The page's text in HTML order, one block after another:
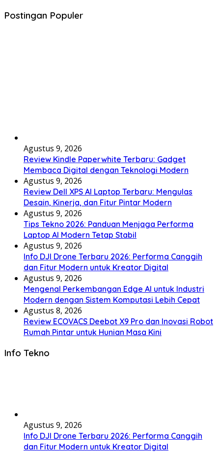
Postingan Populer
Agustus 9, 2026
Review Kindle Paperwhite Terbaru: Gadget
Membaca Digital dengan Teknologi Modern
Agustus 9, 2026
Review Dell XPS AI Laptop Terbaru: Mengulas
Desain, Kinerja, dan Fitur Pintar Modern
Agustus 9, 2026
Tips Tekno 2026: Panduan Menjaga Performa
Laptop AI Modern Tetap Stabil
Agustus 9, 2026
Info DJI Drone Terbaru 2026: Performa Canggih
dan Fitur Modern untuk Kreator Digital
Agustus 9, 2026
Mengenal Perkembangan Edge AI untuk Industri
Modern dengan Sistem Komputasi Lebih Cepat
Agustus 8, 2026
Review ECOVACS Deebot X9 Pro dan Inovasi Robot
Rumah Pintar untuk Hunian Masa Kini
Info Tekno
Agustus 9, 2026
Info DJI Drone Terbaru 2026: Performa Canggih
dan Fitur Modern untuk Kreator Digital